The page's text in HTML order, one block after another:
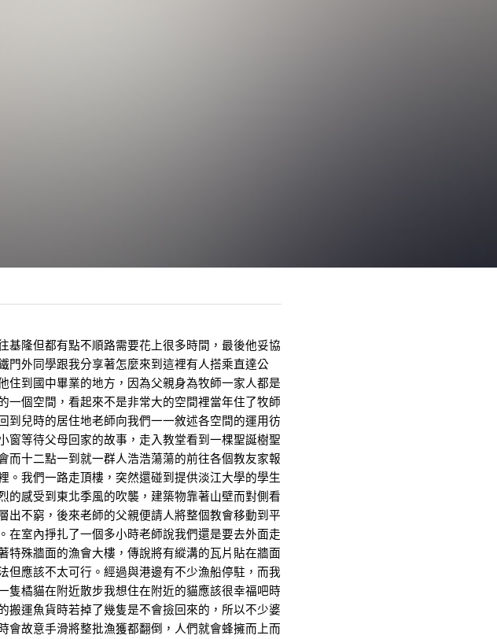
基隆但都有點不順路需要花上很多時間，最後他妥協
門外同學跟我分享著怎麼來到這裡有人搭乘直達公
到國中畢業的地方，因為父親身為牧師一家人都是
個空間，看起來不是非常大的空間裡當年住了牧師
兒時的居住地老師向我們一一敘述各空間的運用彷
等待父母回家的故事，走入教堂看到一棵聖誕樹聖
十二點一到就一群人浩浩蕩蕩的前往各個教友家報
我們一路走頂樓，突然還碰到提供淡江大學的學生
的感受到東北季風的吹襲，建築物靠著山壁而對側看
出不窮，後來老師的父親便請人將整個教會移動到平
室內掙扎了一個多小時老師說我們還是要去外面走
特殊牆面的漁會大樓，傳說將有縱溝的瓦片貼在牆面
應該不太可行。經過與港邊有不少漁船停駐，而我
橘貓在附近散步我想住在附近的貓應該很幸福吧時
運魚貨時若掉了幾隻是不會撿回來的，所以不少婆
故意手滑將整批漁獲都翻倒，人們就會蜂擁而上而